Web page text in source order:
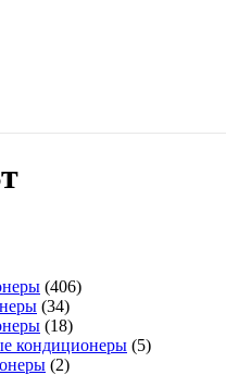
(406)
(34)
(18)
кондиционеры (5)
(2)